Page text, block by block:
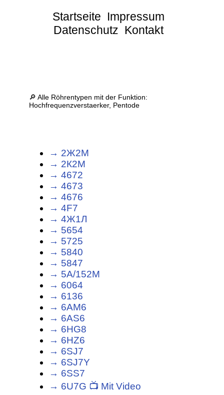
Startseite Impressum
Datenschutz Kontakt
🔎 Alle Röhrentypen mit der Funktion:
Hochfrequenzverstaerker, Pentode
→ 2Ж2М
→ 2К2М
→ 4672
→ 4673
→ 4676
→ 4F7
→ 4Ж1Л
→ 5654
→ 5725
→ 5840
→ 5847
→ 5A/152M
→ 6064
→ 6136
→ 6AM6
→ 6AS6
→ 6HG8
→ 6HZ6
→ 6SJ7
→ 6SJ7Y
→ 6SS7
→ 6U7G 📺 Mit Video